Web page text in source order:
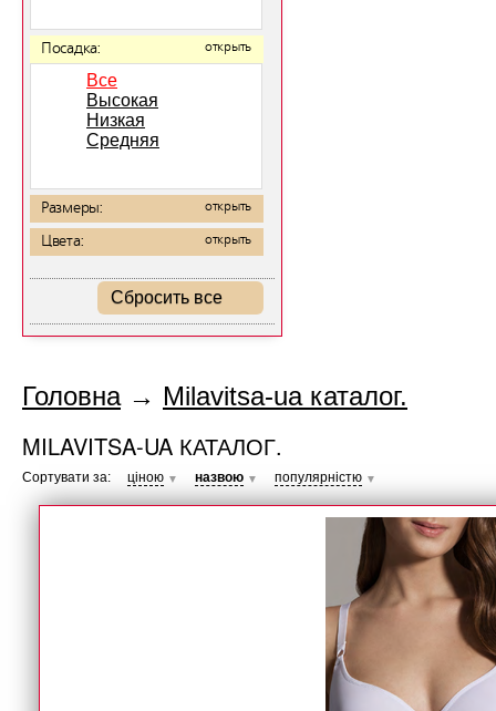
Посадка: открыть
Все
Высокая
Низкая
Средняя
Размеры: открыть
Цвета: открыть
Сбросить все
Головна→ Milavitsa-ua каталог.
MILAVITSA-UA КАТАЛОГ.
Сортувати за: ціною ▼ назвою ▼ популярністю ▼